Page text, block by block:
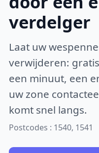
verdelger
Laat uw
verwijderen:
een minuut, een
uw zone
komt snel langs.
Postcodes : 1540, 1541